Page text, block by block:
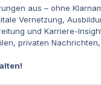
aus – ohne
Vernetzung,
und Karriere-
privaten